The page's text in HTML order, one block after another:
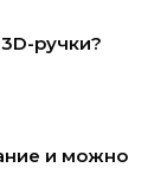
ручки?
и можно